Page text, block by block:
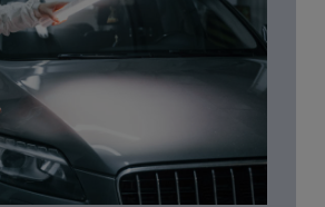
67 kg,
do 4 cali, 3
klapy
California